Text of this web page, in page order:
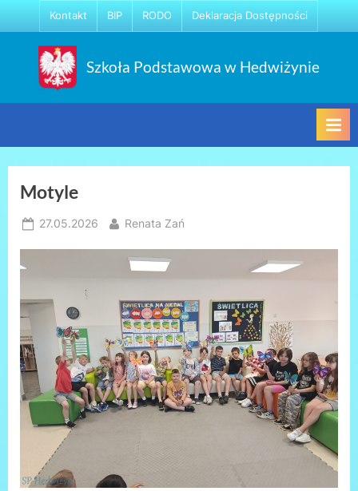
to
content
Kontakt BIP RODO Deklaracja Dostępności
Szkoła Podstawowa w Hedwiżynie
Motyle
Posted
27.05.2026 By
Renata Zań